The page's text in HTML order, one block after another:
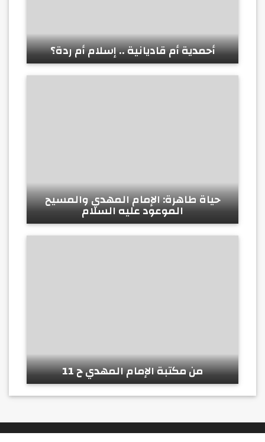
أحمدية أم قاديانية .. إسلام أم ردة؟
حياة طاهرة: الإمام المهدي والمسيح
الموعود عليه السلام
من مكتبة الإمام المهدي ح 11